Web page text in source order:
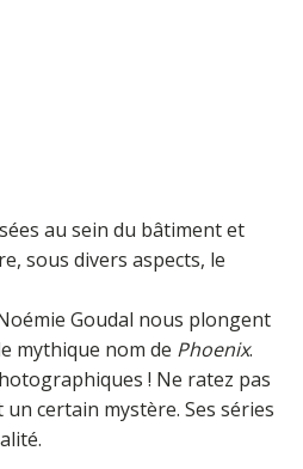
au sein du bâtiment et
sous divers aspects, le
Goudal nous plongent
mythique nom de Phoenix.
! Ne ratez pas
certain mystère. Ses séries